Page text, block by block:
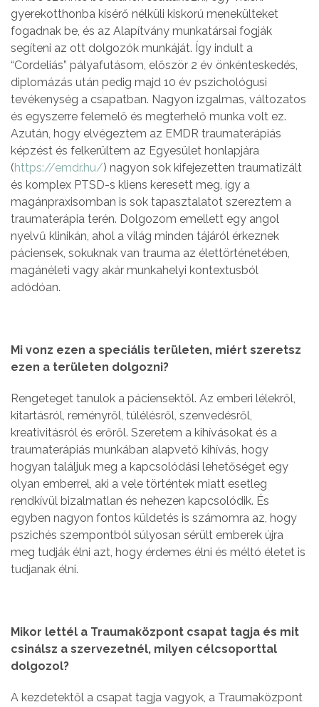
gyerekotthonba kísérő nélküli kiskorú menekülteket
fogadnak be, és az Alapítvány munkatársai fogják
segíteni az ott dolgozók munkáját. Így indult a
“Cordeliás” pályafutásom, először 2 év önkénteskedés,
diplomázás után pedig majd 10 év pszichológusi
tevékenység a csapatban. Nagyon izgalmas, változatos
és egyszerre felemelő és megterhelő munka volt ez.
Azután, hogy elvégeztem az EMDR traumaterápiás
képzést és felkerültem az Egyesület honlapjára
(https://emdr.hu/) nagyon sok kifejezetten traumatizált
és komplex PTSD-s kliens keresett meg, így a
magánpraxisomban is sok tapasztalatot szereztem a
traumaterápia terén. Dolgozom emellett egy angol
nyelvű klinikán, ahol a világ minden tájáról érkeznek
páciensek, sokuknak van trauma az élettörténetében,
magánéleti vagy akár munkahelyi kontextusból
adódóan.
Mi vonz ezen a speciális területen, miért szeretsz
ezen a területen dolgozni?
Rengeteget tanulok a páciensektől. Az emberi lélekről,
kitartásról, reményről, túlélésről, szenvedésről,
kreativitásról és erőről. Szeretem a kihívásokat és a
traumaterápiás munkában alapvető kihívás, hogy
hogyan találjuk meg a kapcsolódási lehetőséget egy
olyan emberrel, aki a vele történtek miatt esetleg
rendkívül bizalmatlan és nehezen kapcsolódik. És
egyben nagyon fontos küldetés is számomra az, hogy
pszichés szempontból súlyosan sérült emberek újra
meg tudják élni azt, hogy érdemes élni és méltó életet is
tudjanak élni.
Mikor lettél a Traumaközpont csapat tagja és mit
csinálsz a szervezetnél, milyen célcsoporttal
dolgozol?
A kezdetektől a csapat tagja vagyok, a Traumaközpont